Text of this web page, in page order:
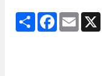
Share Facebook
Email